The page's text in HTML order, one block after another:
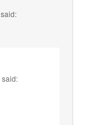
said:
said: